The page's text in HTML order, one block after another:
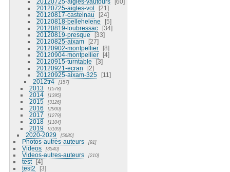
20120725-aigles-vol
21
20120817-castelnau
24
20120818-bellehelene
5
20120819-loubressac
34
20120819-presque
33
20120825-aixam
27
20120902-montpellier
8
20120904-montpellier
4
20120915-turntable
3
20120921-ecran
2
20120925-aixam-325
11
2012tr4
157
2013 1578
2014 1395
2015 3126
2016 2900
2017 1279
2018 1104
2019 5109
2020-2029 5680
Photos-autres-auteurs 91
Videos 3540
Videos-autres-auteurs 210
test
4
test2
3